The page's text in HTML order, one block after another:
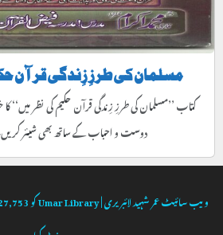
مسلمان کی طرزِ زِندگی قرآن
کتاب ’’مسلمان کی طرزِ زِندگی قرآن حکیم کی نظر میں‘‘
دوست و احباب کے ساتھ بھی شیئر
ویب سائیٹعمر شہید لائبریری | Umar Library کو